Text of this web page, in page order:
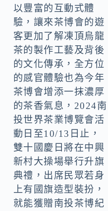
以豐富的互動式體
驗，讓來茶博會的遊
客更加了解凍頂烏龍
茶的製作工藝及背後
的文化傳承，全方位
的感官體驗也為今年
茶博會增添一抹濃厚
的茶香氣息，2024南
投世界茶業博覽會活
動日至10/13日止，
雙十國慶日將在中興
新村大操場舉行升旗
典禮，出席民眾若身
上有國旗造型裝扮，
就能獲贈南投茶博紀